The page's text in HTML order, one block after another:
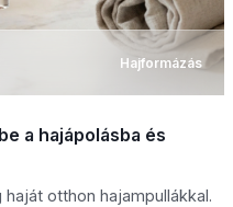
Hajformázás
a hajápolásba és
otthon hajampullákkal.